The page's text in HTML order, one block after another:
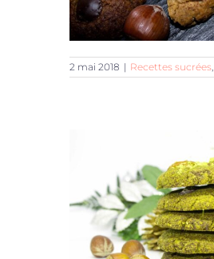
2 mai 2018 | Recettes sucrées,